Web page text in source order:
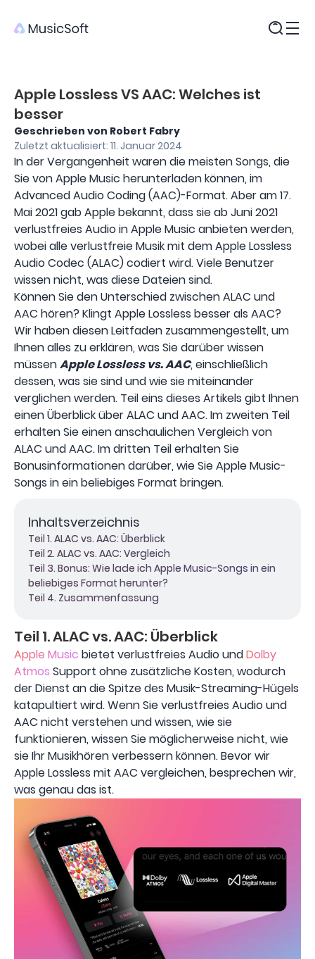
Apple Lossless VS AAC: Welches ist
besser
Geschrieben von Robert Fabry
Zuletzt aktualisiert: 11. Januar 2024
In der Vergangenheit waren die meisten Songs, die
Sie von Apple Music herunterladen können, im
Advanced Audio Coding (AAC)-Format. Aber am 17.
Mai 2021 gab Apple bekannt, dass sie ab Juni 2021
verlustfreies Audio in Apple Music anbieten werden,
wobei alle verlustfreie Musik mit dem Apple Lossless
Audio Codec (ALAC) codiert wird. Viele Benutzer
wissen nicht, was diese Dateien sind.
Können Sie den Unterschied zwischen ALAC und
AAC hören? Klingt Apple Lossless besser als AAC?
Wir haben diesen Leitfaden zusammengestellt, um
Ihnen alles zu erklären, was Sie darüber wissen
müssenApple Lossless vs. AAC, einschließlich
dessen, was sie sind und wie sie miteinander
verglichen werden. Teil eins dieses Artikels gibt Ihnen
einen Überblick über ALAC und AAC. Im zweiten Teil
erhalten Sie einen anschaulichen Vergleich von
ALAC und AAC. Im dritten Teil erhalten Sie
Bonusinformationen darüber, wie Sie Apple Music-
Songs in ein beliebiges Format bringen.
Inhaltsverzeichnis
Teil 1. ALAC vs. AAC: Überblick
Teil 2. ALAC vs. AAC: Vergleich
Teil 3. Bonus: Wie lade ich Apple Music-Songs in ein
beliebiges Format herunter?
Teil 4. Zusammenfassung
Teil 1. ALAC vs. AAC: Überblick
Apple Music bietet verlustfreies Audio undDolby
Atmos Support ohne zusätzliche Kosten, wodurch
der Dienst an die Spitze des Musik-Streaming-Hügels
katapultiert wird. Wenn Sie verlustfreies Audio und
AAC nicht verstehen und wissen, wie sie
funktionieren, wissen Sie möglicherweise nicht, wie
sie Ihr Musikhören verbessern können. Bevor wir
Apple Lossless mit AAC vergleichen, besprechen wir,
was genau das ist.